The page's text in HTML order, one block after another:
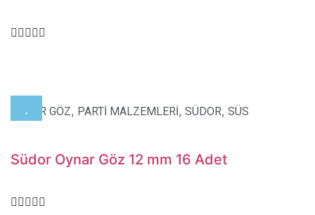
OYNAR GÖZ, PARTİ MALZEMLERİ, SÜDOR, SÜS
Südor Oynar Göz 12 mm 16 Adet